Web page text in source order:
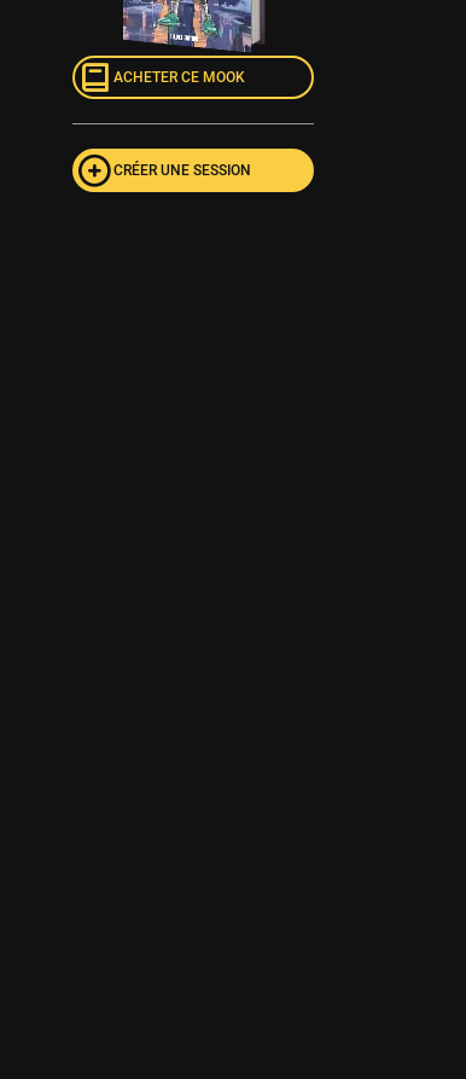
ACHETER CE MOOK
CRÉER UNE SESSION